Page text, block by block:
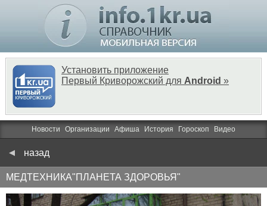
Установить приложение
Первый Криворожский для Android »
Новости Организации Афиша История Гороскоп Видео
назад
МЕДТЕХНИКА"ПЛАНЕТА ЗДОРОВЬЯ"